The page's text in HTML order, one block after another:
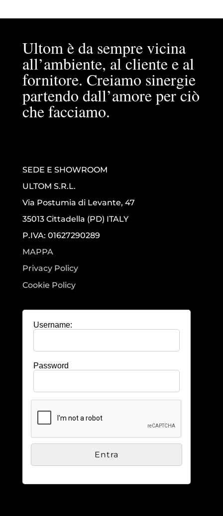
Ultom è da sempre vicina
all’ambiente, al cliente e al
fornitore. Creiamo sinergie
partendo dall’amore per ciò
che facciamo.
SEDE E SHOWROOM
ULTOM S.R.L.
Via Postumia di Levante, 47
35013 Cittadella (PD) ITALY
P.IVA: 01627290289
MAPPA
Privacy Policy
Cookie Policy
Username:
Password